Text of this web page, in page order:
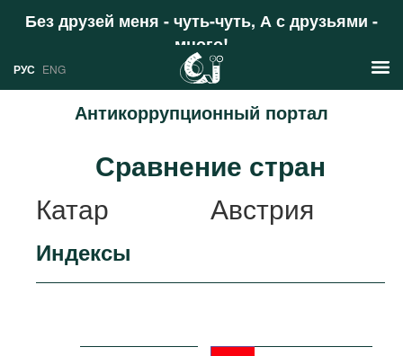
Без друзей меня - чуть-чуть, А с друзьями -
много!
Поддержать
РУС ENG
Антикоррупционный портал
Аналитика
Профили
Стран
Ресурсы
Сравнение стран
Катар
Австрия
Индексы